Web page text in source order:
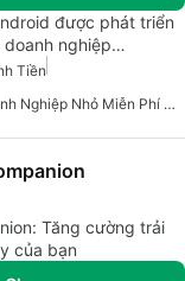
được phát triển
doanh nghiệp…
Tiền
Kế Toán Doanh Nghiệp Nhỏ Miễn Phí Cho Android
Tăng cường trải
của bạn